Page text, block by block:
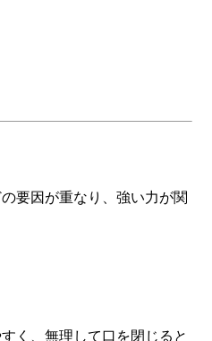
要因が重なり、強い力が関
く、無理して口を閉じると